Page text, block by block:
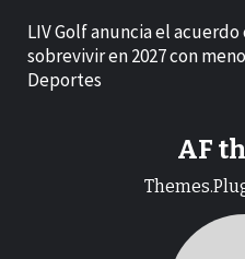
LIV Golf anuncia el
sobrevivir en 2027 con
Deportes
AF